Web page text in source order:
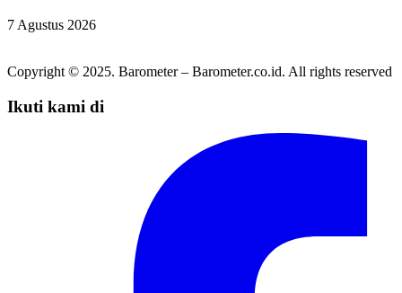
7 Agustus 2026
Copyright © 2025. Barometer – Barometer.co.id. All rights reserved
Ikuti kami di